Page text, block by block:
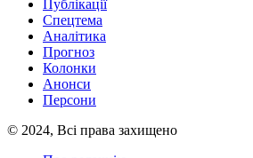
Публікації
Спецтема
Аналітика
Прогноз
Колонки
Анонси
Персони
© 2024, Всі права захищено